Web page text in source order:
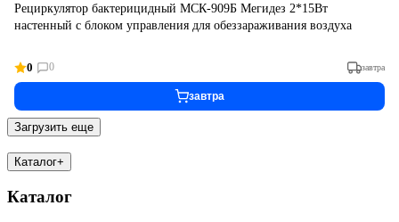
Рециркулятор бактерицидный МСК-909Б Мегидез 2*15Вт
настенный с блоком управления для обеззараживания воздуха
0 0 завтра
завтра
Загрузить еще
Каталог+
Каталог